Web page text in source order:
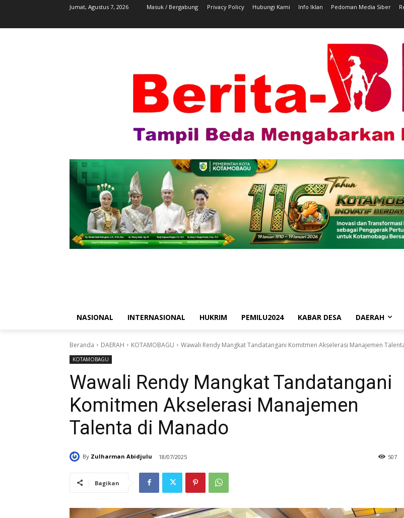
Jumat, Agustus 7, 2026 Masuk / Bergabung Privacy Policy Hubungi Kami Info Iklan Pedoman Media Siber
NASIONAL INTERNASIONAL HUKRIM PEMILU2024 KABAR DESA DAERAH
Beranda DAERAH KOTAMOBAGU Wawali Rendy Mangkat Tandatangani Komitmen Akselerasi Manajemen
KOTAMOBAGU
Wawali Rendy Mangkat Tandatangani
Komitmen Akselerasi Manajemen
Talenta di Manado
By Zulharman Abidjulu 18/07/2025 507
Bagikan